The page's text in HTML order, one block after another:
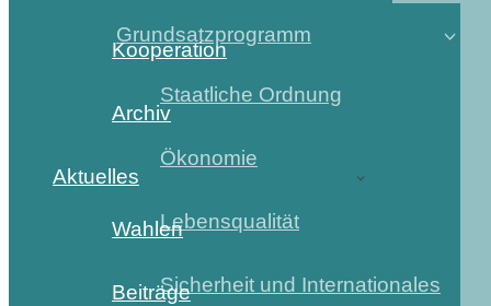
Grundsatzprogramm
Staatliche Ordnung
Ökonomie
Lebensqualität
Sicherheit und Internationales
Kooperation
Archiv
Aktuelles
Wahlen
Beiträge